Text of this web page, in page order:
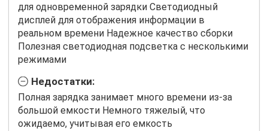
для одновременной зарядки Светодиодный
дисплей для отображения информации в
реальном времени Надежное качество сборки
Полезная светодиодная подсветка с несколькими
режимами
Недостатки:
Полная зарядка занимает много времени из-за
большой емкости Немного тяжелый, что
ожидаемо, учитывая его емкость